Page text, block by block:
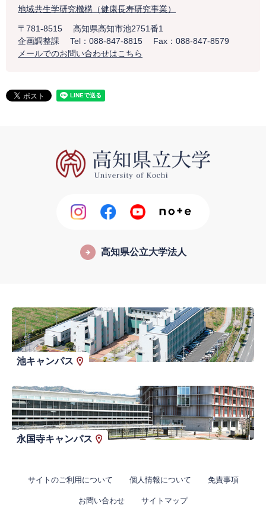
地域共生学研究機構（健康長寿研究事業）
〒781-8515
高知県高知市池2751番1
企画調整課
Tel：088-847-8815
Fax：088-847-8579
メールでのお問い合わせはこちら
高知県公立大学法人
池キャンパス
永国寺キャンパス
サイトのご利用について 個人情報について 免責事項
お問い合わせ サイトマップ